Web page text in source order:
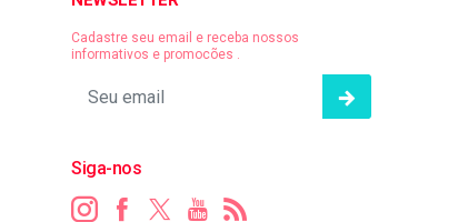
Cadastre seu email e receba nossos
informativos e promocões .
Siga-nos